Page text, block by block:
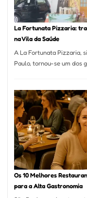
La Fortunata Pizzaria:
na Vila da Saúde
A La Fortunata Pizzaria,
Paulo, tornou-se um dos
Os 10 Melhores
para a Alta Gastronomia